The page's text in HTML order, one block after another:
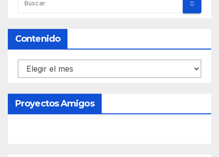
Contenido
Contenido
Proyectos Amigos